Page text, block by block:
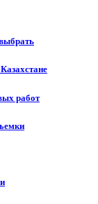
работ